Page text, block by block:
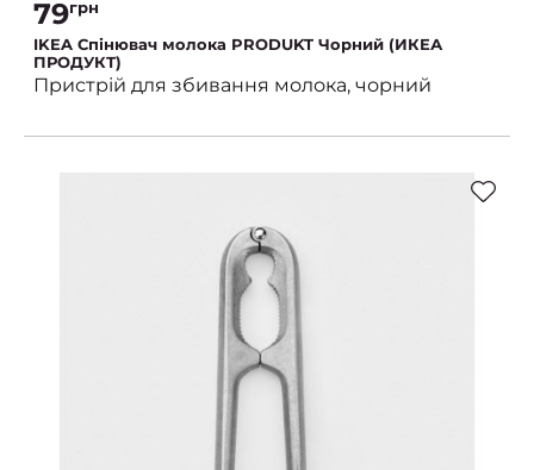
79грн
IKEA Спінювач молока PRODUKT Чорний (ИКЕА
ПРОДУКТ)
Пристрій для збивання молока, чорний